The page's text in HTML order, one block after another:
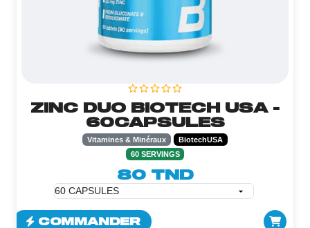
ZINC DUO BIOTECH USA -
60CAPSULES
Vitamines & Minéraux
BiotechUSA
60 SERVINGS
80 TND
COMMANDER